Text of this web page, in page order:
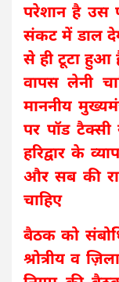
परेशान है उस
संकट में डाल
से ही टूटा हुआ
वापस लेनी
माननीय
पर पॉड
हरिद्वार के
और सब की
चाहिए
बैठक को
श्रोत्रीय व